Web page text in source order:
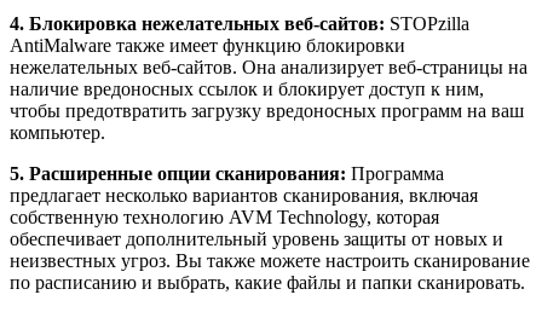
4. Блокировка нежелательных веб-сайтов: STOPzilla
AntiMalware также имеет функцию блокировки
нежелательных веб-сайтов. Она анализирует веб-страницы на
наличие вредоносных ссылок и блокирует доступ к ним,
чтобы предотвратить загрузку вредоносных программ на ваш
компьютер.
5. Расширенные опции сканирования: Программа
предлагает несколько вариантов сканирования, включая
собственную технологию AVM Technology, которая
обеспечивает дополнительный уровень защиты от новых и
неизвестных угроз. Вы также можете настроить сканирование
по расписанию и выбрать, какие файлы и папки сканировать.